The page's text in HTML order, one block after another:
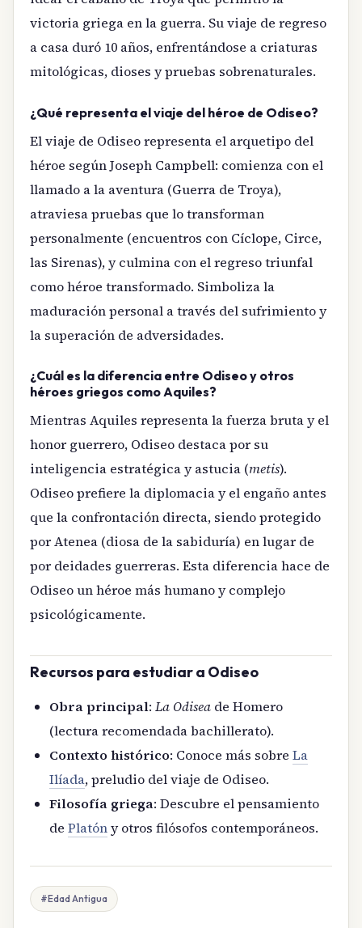
victoria griega en la guerra. Su viaje de regreso
a casa duró 10 años, enfrentándose a criaturas
mitológicas, dioses y pruebas sobrenaturales.
¿Qué representa el viaje del héroe de Odiseo?
El viaje de Odiseo representa el arquetipo del
héroe según Joseph Campbell: comienza con el
llamado a la aventura (Guerra de Troya),
atraviesa pruebas que lo transforman
personalmente (encuentros con Cíclope, Circe,
las Sirenas), y culmina con el regreso triunfal
como héroe transformado. Simboliza la
maduración personal a través del sufrimiento y
la superación de adversidades.
¿Cuál es la diferencia entre Odiseo y otros
héroes griegos como Aquiles?
Mientras Aquiles representa la fuerza bruta y el
honor guerrero, Odiseo destaca por su
inteligencia estratégica y astucia (metis).
Odiseo prefiere la diplomacia y el engaño antes
que la confrontación directa, siendo protegido
por Atenea (diosa de la sabiduría) en lugar de
por deidades guerreras. Esta diferencia hace de
Odiseo un héroe más humano y complejo
psicológicamente.
Recursos para estudiar a Odiseo
Obra principal: La Odisea de Homero
(lectura recomendada bachillerato).
Contexto histórico: Conoce más sobre La
Ilíada, preludio del viaje de Odiseo.
Filosofía griega: Descubre el pensamiento
de Platóny otros filósofos contemporáneos.
#Edad Antigua